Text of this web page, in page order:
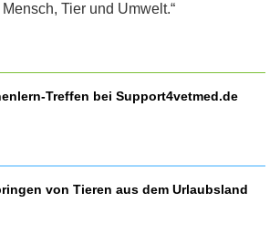
Tier und Umwelt.“
Treffen bei Support4vetmed.de
von Tieren aus dem Urlaubsland